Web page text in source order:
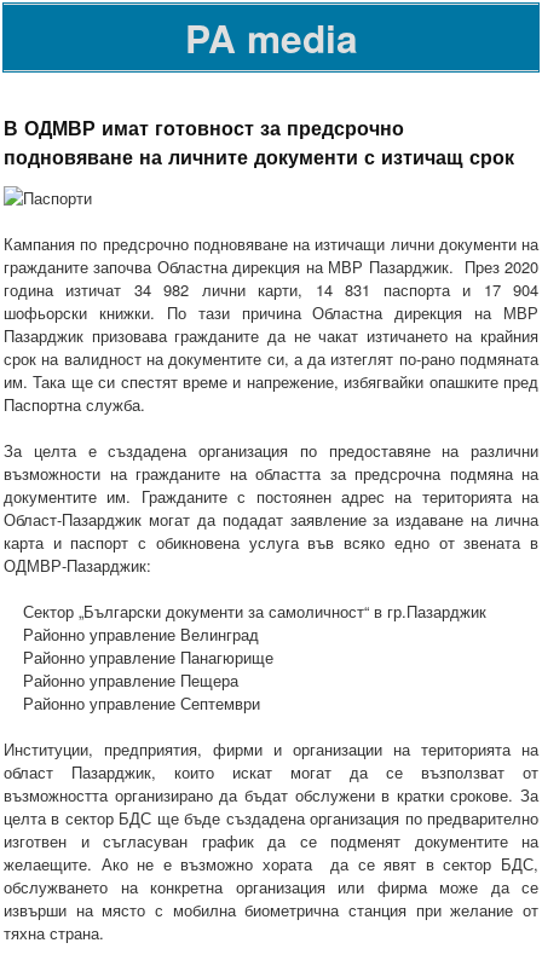
PA media
В ОДМВР имат готовност за предсрочно
подновяване на личните документи с изтичащ срок
Кампания по предсрочно подновяване на изтичащи лични документи на
гражданите започва Областна дирекция на МВР Пазарджик. През 2020
година изтичат 34 982 лични карти, 14 831 паспорта и 17 904
шофьорски книжки. По тази причина Областна дирекция на МВР
Пазарджик призовава гражданите да не чакат изтичането на крайния
срок на валидност на документите си, а да изтеглят по-рано подмяната
им. Така ще си спестят време и напрежение, избягвайки опашките пред
Паспортна служба.
За целта е създадена организация по предоставяне на различни
възможности на гражданите на областта за предсрочна подмяна на
документите им. Гражданите с постоянен адрес на територията на
Област-Пазарджик могат да подадат заявление за издаване на лична
карта и паспорт с обикновена услуга във всяко едно от звената в
ОДМВР-Пазарджик:
Сектор „Български документи за самоличност“ в гр.Пазарджик
Районно управление Велинград
Районно управление Панагюрище
Районно управление Пещера
Районно управление Септември
Институции, предприятия, фирми и организации на територията на
област Пазарджик, които искат могат да се възползват от
възможността организирано да бъдат обслужени в кратки срокове. За
целта в сектор БДС ще бъде създадена организация по предварително
изготвен и съгласуван график да се подменят документите на
желаещите. Ако не е възможно хората да се явят в сектор БДС,
обслужването на конкретна организация или фирма може да се
извърши на място с мобилна биометрична станция при желание от
тяхна страна.